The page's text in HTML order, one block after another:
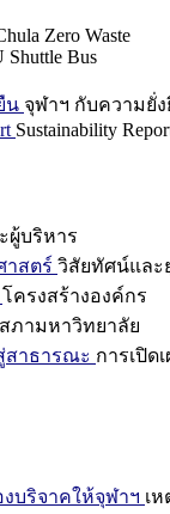
Zero Waste
Shuttle Bus
น จุฬาฯ กับความยั่
Sustainability
ผู้บริหาร
าสตร์ วิสัยทัศน์และ
โครงสร้างองค์กร
สภามหาวิทยาลัย
สาธารณะ การเปิด
บริจาคให้จุฬาฯ เ